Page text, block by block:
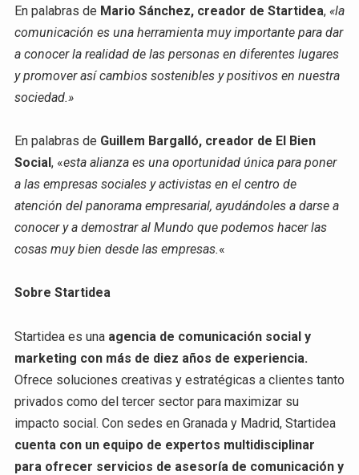
En palabras de Mario Sánchez, creador de Startidea, «la
comunicación es una herramienta muy importante para dar
a conocer la realidad de las personas en diferentes lugares
y promover así cambios sostenibles y positivos en nuestra
sociedad.»
En palabras de Guillem Bargalló, creador de El Bien
Social , «esta alianza es una oportunidad única para poner
a las empresas sociales y activistas en el centro de
atención del panorama empresarial, ayudándoles a darse a
conocer y a demostrar al Mundo que podemos hacer las
cosas muy bien desde las empresas.«
Sobre Startidea
Startidea es una agencia de comunicación social y
marketing con más de diez años de experiencia.
Ofrece soluciones creativas y estratégicas a clientes tanto
privados como del tercer sector para maximizar su
impacto social. Con sedes en Granada y Madrid, Startidea
cuenta con un equipo de expertos multidisciplinar
para ofrecer servicios de asesoría de comunicación y